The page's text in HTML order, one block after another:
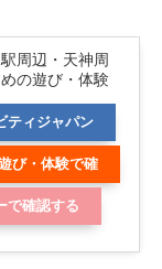
周辺・天神周
の遊び・体験
ティジャパン
び・体験で確
で確認する